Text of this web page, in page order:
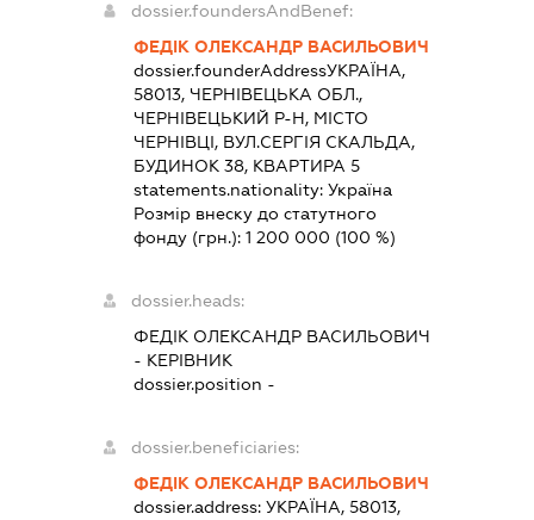
dossier.foundersAndBenef:
ФЕДІК ОЛЕКСАНДР ВАСИЛЬОВИЧ
dossier.founderAddressУКРАЇНА,
58013, ЧЕРНІВЕЦЬКА ОБЛ.,
ЧЕРНІВЕЦЬКИЙ Р-Н, МІСТО
ЧЕРНІВЦІ, ВУЛ.СЕРГІЯ СКАЛЬДА,
БУДИНОК 38, КВАРТИРА 5
statements.nationality:Україна
Розмір внеску до статутного
фонду (грн.):1 200 000 (100 %)
dossier.heads:
ФЕДІК ОЛЕКСАНДР ВАСИЛЬОВИЧ
- КЕРІВНИК
dossier.position -
dossier.beneficiaries:
ФЕДІК ОЛЕКСАНДР ВАСИЛЬОВИЧ
dossier.address:УКРАЇНА, 58013,